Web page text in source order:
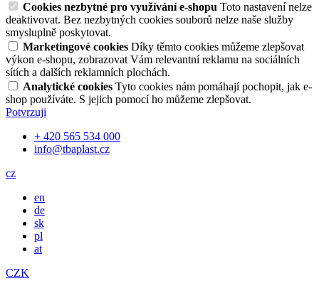
Cookies nezbytné pro využívání e-shopu Toto nastavení nelze
deaktivovat. Bez nezbytných cookies souborů nelze naše služby
smysluplně poskytovat.
Marketingové cookies Díky těmto cookies můžeme zlepšovat
výkon e-shopu, zobrazovat Vám relevantní reklamu na sociálních
sítích a dalších reklamních plochách.
Analytické cookies Tyto cookies nám pomáhají pochopit, jak e-
shop používáte. S jejich pomocí ho můžeme zlepšovat.
Potvrzuji
+ 420 565 534 000
info@tbaplast.cz
cz
en
de
sk
pl
at
CZK